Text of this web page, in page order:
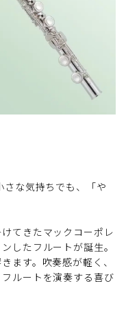
さな気持ちでも、「や
てきたマックコーポレ
したフルートが誕生。
ます。吹奏感が軽く、
ルートを演奏する喜び